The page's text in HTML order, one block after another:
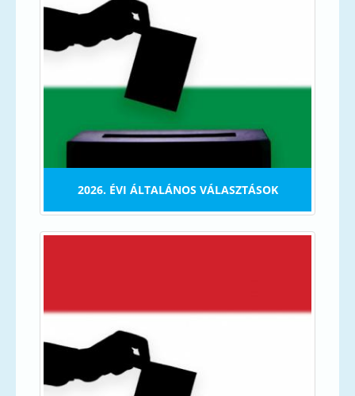
2026. ÉVI ÁLTALÁNOS VÁLASZTÁSOK